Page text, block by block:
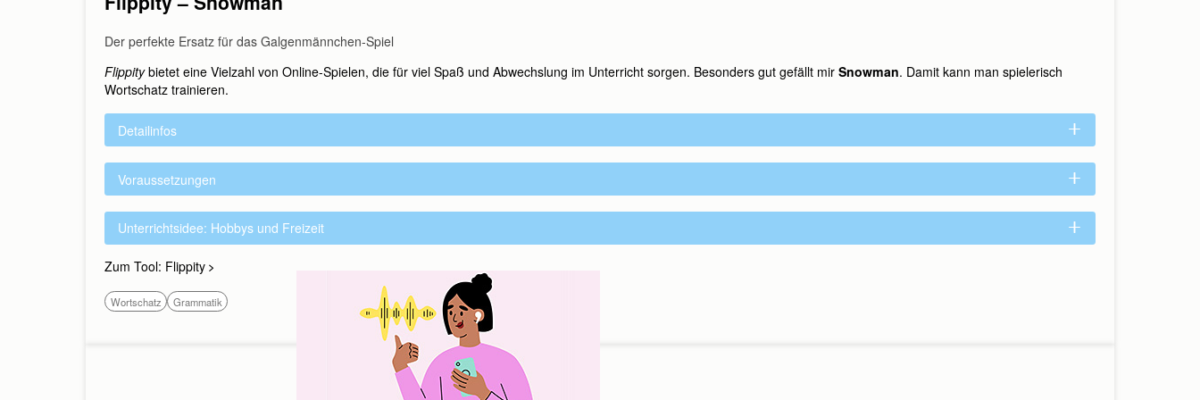
Der perfekte Ersatz für das Galgenmännchen-Spiel
Flippitybietet eine Vielzahl von Online-Spielen, die für viel Spaß und Abwechslung im Unterricht sorgen. Besonders gut gefällt mirSnowman. Damit kann man spielerisch
Wortschatz trainieren.
Detailinfos
Voraussetzungen
Unterrichtsidee: Hobbys und Freizeit
Zum Tool: Flippity
Wortschatz Grammatik